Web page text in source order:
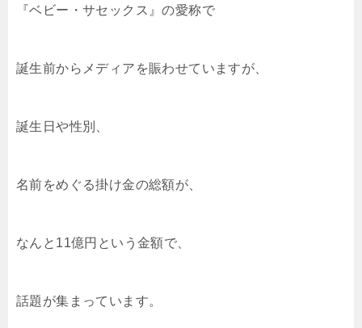
『ベビー・サセックス』の愛称で
誕生前からメディアを賑わせていますが、
誕生日や性別、
名前をめぐる掛け金の総額が、
なんと11億円という金額で、
話題が集まっています。